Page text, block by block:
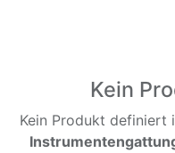
Kein
Kein Produkt definiert